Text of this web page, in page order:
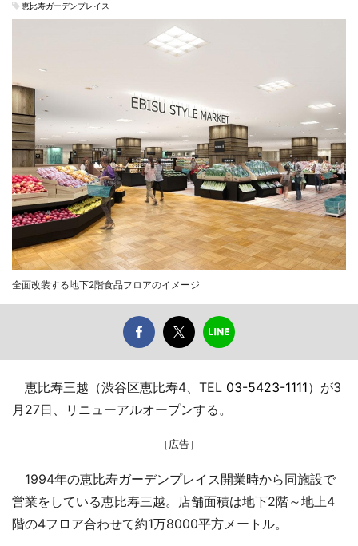
恵比寿ガーデンプレイス
全面改装する地下2階食品フロアのイメージ
恵比寿三越（渋谷区恵比寿4、TEL 03-5423-1111）が3
月27日、リニューアルオープンする。
［広告］
1994年の恵比寿ガーデンプレイス開業時から同施設で
営業をしている恵比寿三越。店舗面積は地下2階～地上4
階の4フロア合わせて約1万8000平方メートル。